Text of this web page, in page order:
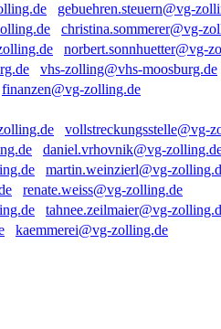
gebuehren.steuern@vg-
christina.sommerer@vg-
norbert.sonnhuetter@vg-
vhs-zolling@vhs-moosburg.de
finanzen@vg-zolling.de
vollstreckungsstelle@vg-
daniel.vrhovnik@vg-
martin.weinzierl@vg-
renate.weiss@vg-zolling.de
tahnee.zeilmaier@vg-
kaemmerei@vg-zolling.de